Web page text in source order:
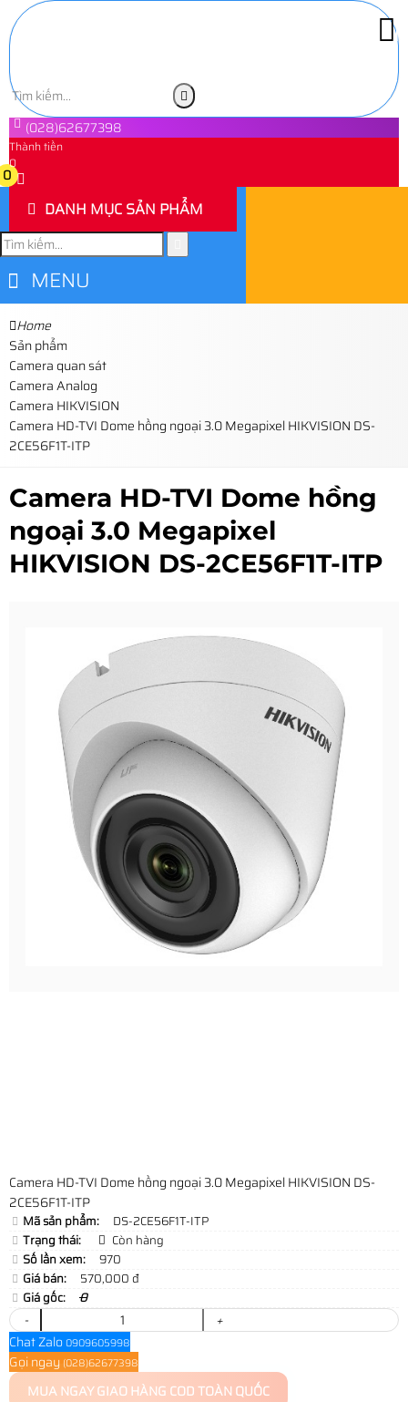
(028)62677398
Thành tiền
0
0
DANH MỤC SẢN PHẨM
MENU
Home
Sản phẩm
Camera quan sát
Camera Analog
Camera HIKVISION
Camera HD-TVI Dome hồng ngoại 3.0 Megapixel HIKVISION DS-
2CE56F1T-ITP
Camera HD-TVI Dome hồng
ngoại 3.0 Megapixel
HIKVISION DS-2CE56F1T-ITP
Camera HD-TVI Dome hồng ngoại 3.0 Megapixel HIKVISION DS-
2CE56F1T-ITP
Mã sản phẩm:
DS-2CE56F1T-ITP
Trạng thái:
Còn hàng
Số lần xem:
970
Giá bán:
570,000 đ
Giá gốc:
0
-
+
Chat Zalo 0909605998
Gọi ngay (028)62677398
MUA NGAYGIAO HÀNG COD TOÀN QUỐC